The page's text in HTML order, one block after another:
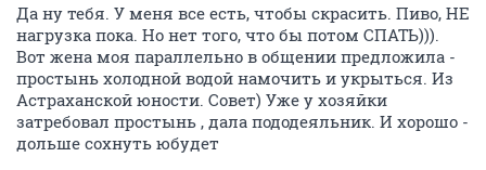
Да ну тебя. У меня все есть, чтобы скрасить. Пиво, НЕ
нагрузка пока. Но нет того, что бы потом СПАТЬ))).
Вот жена моя параллельно в общении предложила -
простынь холодной водой намочить и укрыться. Из
Астраханской юности. Совет) Уже у хозяйки
затребовал простынь , дала пододеяльник. И хорошо -
дольше сохнуть юбудет